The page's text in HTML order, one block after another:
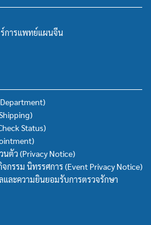
ร์การแพทย์แผนจีน
Status)
นตัว (Privacy Notice)
กรรม นิทรรศการ (Event Privacy Notice)
และความยินยอมรับการตรวจรักษา